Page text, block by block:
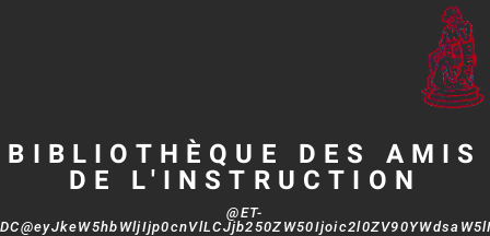
BIBLIOTHÈQUE DES AMIS
DE L'INSTRUCTION
@ET-